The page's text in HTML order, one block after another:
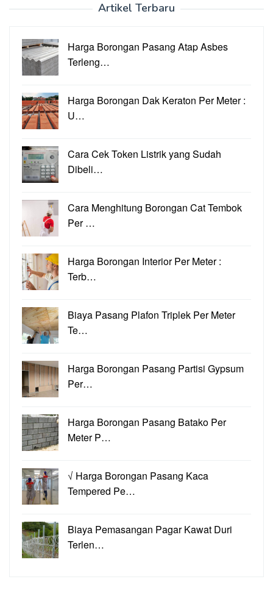
Artikel Terbaru
Harga Borongan Pasang Atap Asbes
Terleng…
Harga Borongan Dak Keraton Per Meter :
U…
Cara Cek Token Listrik yang Sudah
Dibeli…
Cara Menghitung Borongan Cat Tembok
Per …
Harga Borongan Interior Per Meter :
Terb…
Biaya Pasang Plafon Triplek Per Meter
Te…
Harga Borongan Pasang Partisi Gypsum
Per…
Harga Borongan Pasang Batako Per
Meter P…
√ Harga Borongan Pasang Kaca
Tempered Pe…
Biaya Pemasangan Pagar Kawat Duri
Terlen…